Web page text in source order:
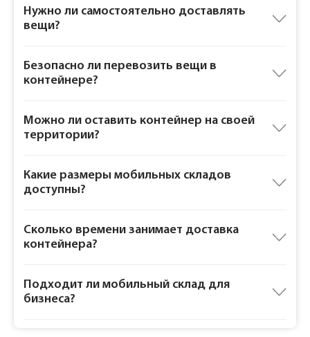
Нужно ли самостоятельно доставлять
вещи?
Безопасно ли перевозить вещи в
контейнере?
Можно ли оставить контейнер на своей
территории?
Какие размеры мобильных складов
доступны?
Сколько времени занимает доставка
контейнера?
Подходит ли мобильный склад для
бизнеса?